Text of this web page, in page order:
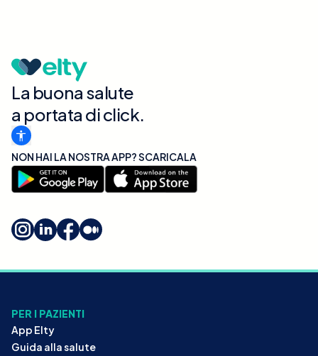
La buona salute
a portata di click.
NON HAI LA NOSTRA APP? SCARICALA
PER I PAZIENTI
App Elty
Guida alla salute